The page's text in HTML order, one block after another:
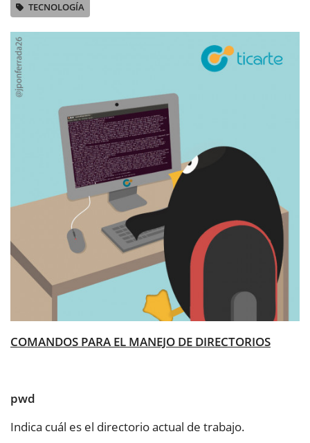
TECNOLOGÍA
COMANDOS PARA EL MANEJO DE DIRECTORIOS
pwd
Indica cuál es el directorio actual de trabajo.